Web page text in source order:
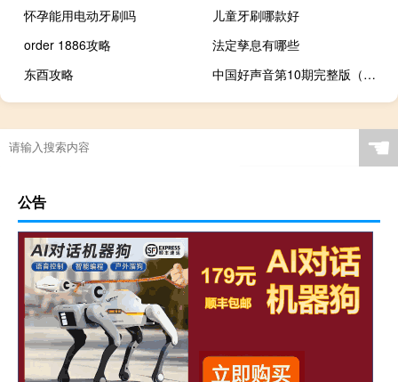
怀孕能用电动牙刷吗
儿童牙刷哪款好
order 1886攻略
法定孳息有哪些
东酉攻略
中国好声音第10期完整版（中国好声音第十一期）
☚
公告